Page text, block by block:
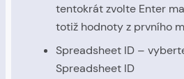
tentokrát zvolte Enter
totiž hodnoty z prvního
Spreadsheet ID –
Spreadsheet ID